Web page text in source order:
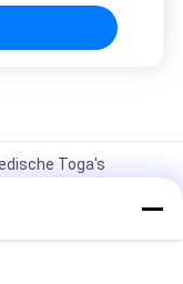
Toga's
Toga's van SMS,